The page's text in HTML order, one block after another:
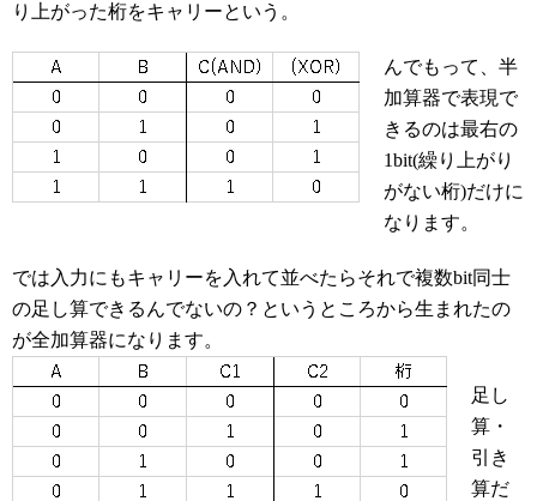
り上がった桁をキャリーという。
んでもって、半
加算器で表現で
きるのは最右の
1bit(繰り上がり
がない桁)だけに
なります。
では入力にもキャリーを入れて並べたらそれで複数bit同士
の足し算できるんでないの？というところから生まれたの
が全加算器になります。
足し
算・
引き
算だ